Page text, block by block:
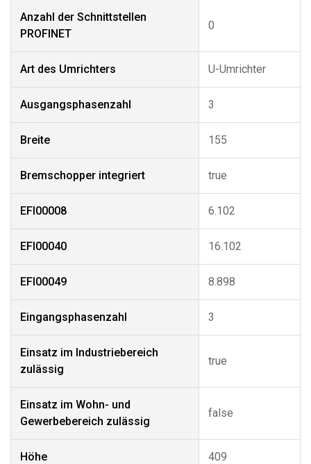
Anzahl der Schnittstellen
PROFINET
0
Art des Umrichters U-Umrichter
Ausgangsphasenzahl 3
Breite 155
Bremschopper integriert true
EFI00008 6.102
EFI00040 16.102
EFI00049 8.898
Eingangsphasenzahl 3
Einsatz im Industriebereich
zulässig
true
Einsatz im Wohn- und
Gewerbebereich zulässig
false
Höhe 409